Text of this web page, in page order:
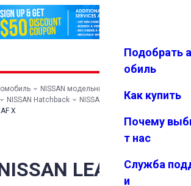
Избранн
Меню
Подобрать
обиль
Как купить
Почему
т нас
Служба
и
NISSAN модельный ряд
NISSAN Hatchback
NISSAN LEAF
X
LEAF X